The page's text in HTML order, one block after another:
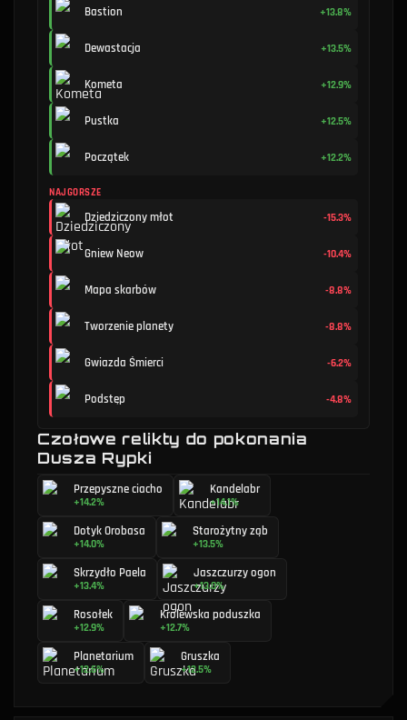
Bastion +13.8%
Dewastacja +13.5%
Kometa +12.9%
Pustka +12.5%
Początek +12.2%
NAJGORSZE
Dziedziczony młot -15.3%
Gniew Neow -10.4%
Mapa skarbów -8.8%
Tworzenie planety -8.8%
Gwiazda Śmierci -6.2%
Podstęp -4.8%
Czołowe relikty do pokonania
Dusza Rypki
Przepyszne ciacho
+14.2%
Kandelabr
+14.1%
Dotyk Orobasa
+14.0%
Starożytny ząb
+13.5%
Skrzydło Paela
+13.4%
Jaszczurzy ogon
+13.0%
Rosołek
+12.9%
Królewska poduszka
+12.7%
Planetarium
+12.6%
Gruszka
+12.5%